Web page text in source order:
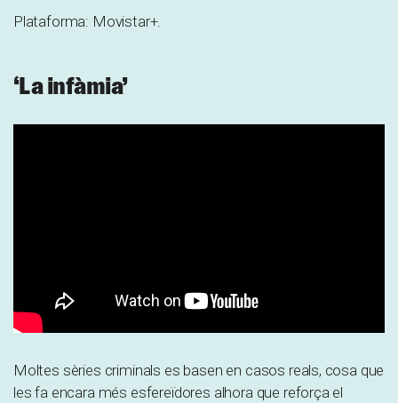
Plataforma: Movistar+.
‘La infàmia’
Moltes sèries criminals es basen en casos reals, cosa que
les fa encara més esfereïdores alhora que reforça el